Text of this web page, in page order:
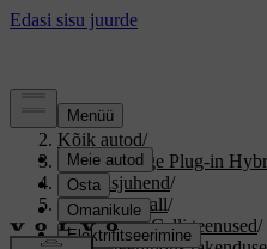
Tugi/
Kõik autod/
S90 Recharge Plug-in
Kasutusjuhend/
Volvo On Call/
Volvo On Calli teenused/